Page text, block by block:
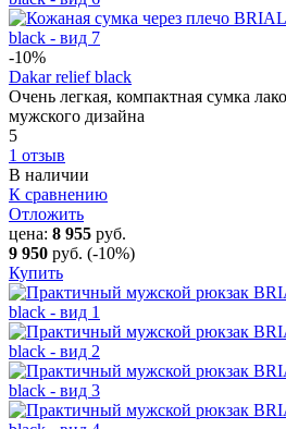
-10%
Dakar relief black
Очень легкая, компактная сумка
мужского дизайна
5
1 отзыв
В наличии
К сравнению
Отложить
цена: 8 955 руб.
9 950 руб. (-10%)
Купить